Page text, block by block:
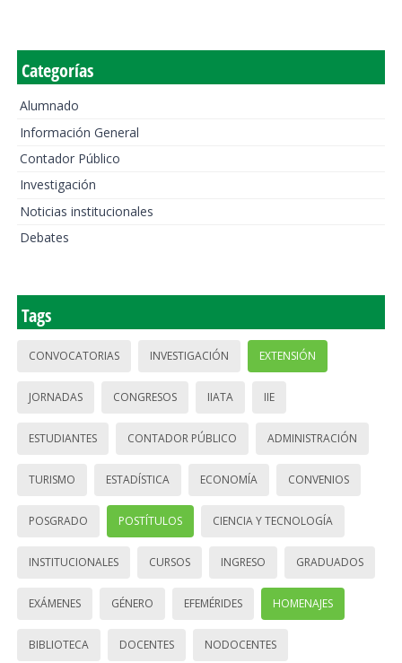
Categorías
Alumnado
Información General
Contador Público
Investigación
Noticias institucionales
Debates
Tags
CONVOCATORIAS INVESTIGACIÓN EXTENSIÓN
JORNADAS CONGRESOS IIATA IIE
ESTUDIANTES CONTADOR PÚBLICO ADMINISTRACIÓN
TURISMO ESTADÍSTICA ECONOMÍA CONVENIOS
POSGRADO POSTÍTULOS CIENCIA Y TECNOLOGÍA
INSTITUCIONALES CURSOS INGRESO GRADUADOS
EXÁMENES GÉNERO EFEMÉRIDES HOMENAJES
BIBLIOTECA DOCENTES NODOCENTES